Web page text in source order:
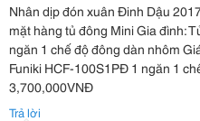
Nhân dịp đón xuân Đinh Dậu
mặt hàng tủ đông Mini Gia đình:
ngăn 1 chế độ đông dàn nhôm
Funiki HCF-100S1PĐ 1 ngăn 1
3,700,000VNĐ
Trả lời